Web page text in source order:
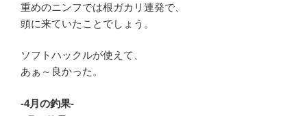
重めのニンフでは根ガカリ連発で、
頭に来ていたことでしょう。
ソフトハックルが使えて、
あぁ～良かった。
-4月の釣果-